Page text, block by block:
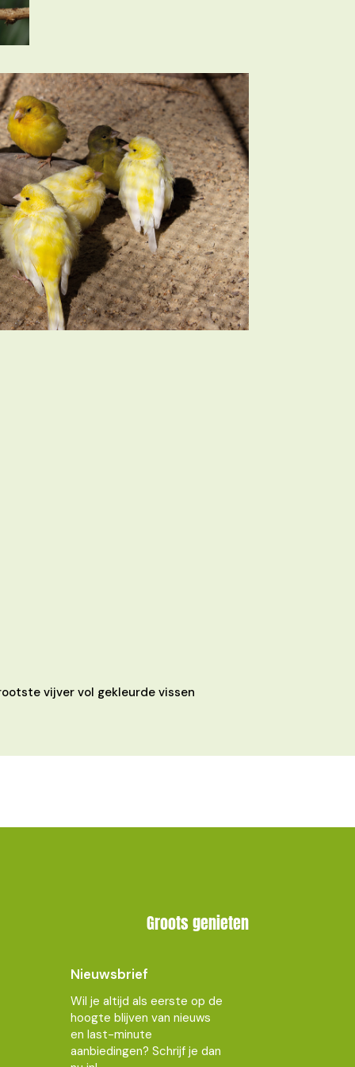
vijver vol gekleurde vissen
Groots genieten
Nieuwsbrief
Wil je altijd als eerste op de
hoogte blijven van nieuws
en last-minute
aanbiedingen? Schrijf je dan